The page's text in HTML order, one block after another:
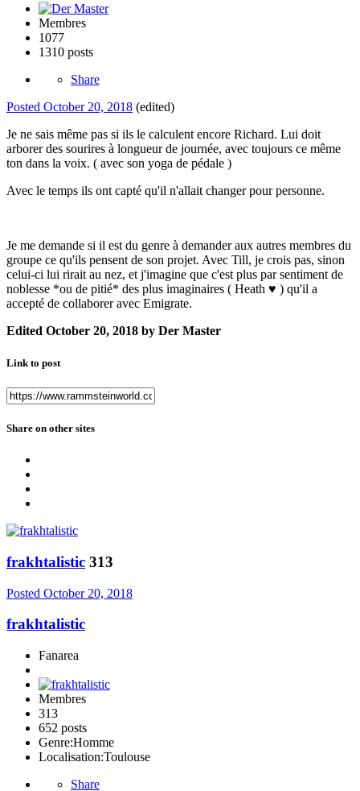
Membres
1077
1310 posts
Share
Posted October 20, 2018 (edited)
Je ne sais même pas si ils le calculent encore Richard. Lui doit
arborer des sourires à longueur de journée, avec toujours ce même
ton dans la voix. ( avec son yoga de pédale )
Avec le temps ils ont capté qu'il n'allait changer pour personne.
Je me demande si il est du genre à demander aux autres membres du
groupe ce qu'ils pensent de son projet. Avec Till, je crois pas, sinon
celui-ci lui rirait au nez, et j'imagine que c'est plus par sentiment de
noblesse *ou de pitié* des plus imaginaires ( Heath ♥ ) qu'il a
accepté de collaborer avec Emigrate.
Edited October 20, 2018 by Der Master
Link to post
Share on other sites
frakhtalistic 313
Posted October 20, 2018
frakhtalistic
Fanarea
Membres
313
652 posts
Genre:Homme
Localisation:Toulouse
Share